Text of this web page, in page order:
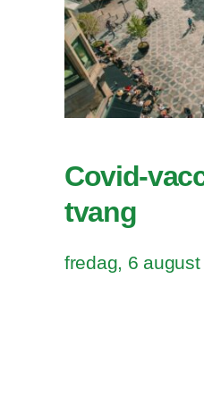
Covid-
tvang
fredag, 6